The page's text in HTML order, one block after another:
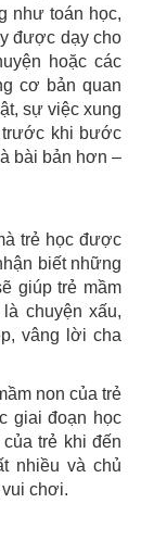
như toán học,
được dạy cho
hoặc các
cơ bản quan
sự việc xung
trước khi bước
bài bản hơn –
trẻ học được
biết những
giúp trẻ mầm
chuyện xấu,
vâng lời cha
non của trẻ
giai đoạn học
trẻ khi đến
nhiều và chủ
chơi.